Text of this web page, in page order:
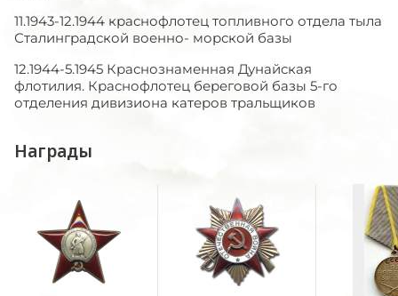
11.1943-12.1944 краснофлотец топливного отдела тыла
Сталинградской военно- морской базы
12.1944-5.1945 Краснознаменная Дунайская
флотилия. Краснофлотец береговой базы 5-го
отделения дивизиона катеров тральщиков
Награды